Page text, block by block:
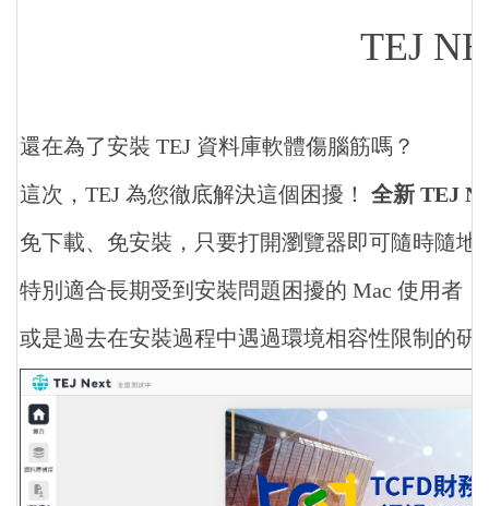
TEJ
還在為了安裝 TEJ 資料庫軟體傷腦筋嗎？
這次，TEJ 為您徹底解決這個困擾！ 全新 TEJ
免下載、免安裝， 只要打開瀏覽器即可隨時隨地
特別適合長期受到安裝問題困擾的 Mac 使用者，
或是過去在安裝過程中遇過環境相容性限制的研